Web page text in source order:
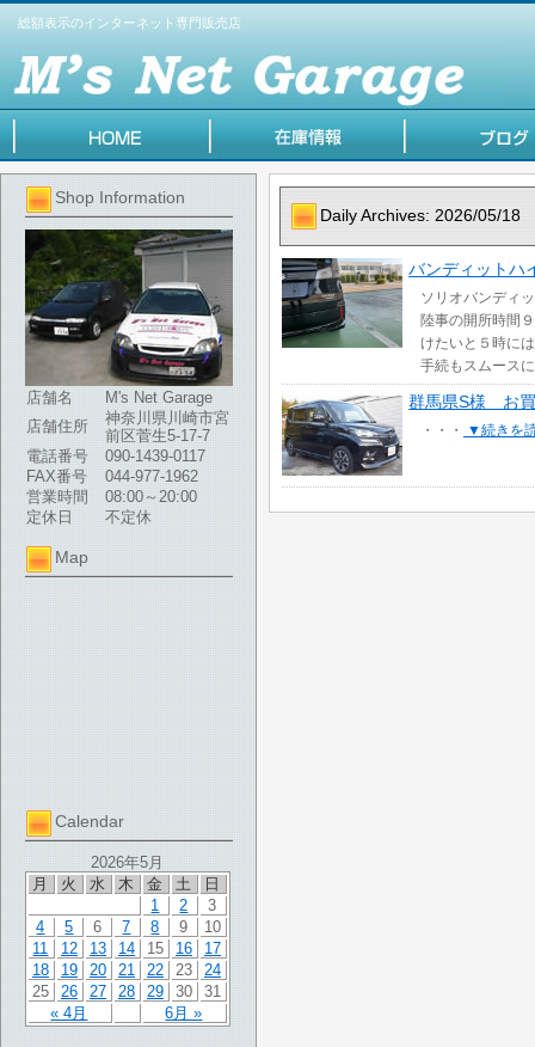
総額表示のインターネット専門販売店
Shop Information
店舗名
M's Net Garage
店舗住所
神奈川県川崎市宮
前区菅生5-17-7
電話番号
090-1439-0117
FAX番号
044-977-1962
営業時間
08:00～20:00
定休日
不定休
Map
Calendar
2026年5月
月
火 水 木 金 土 日
« 4月 6月 »
1 2
3
4
5 6 7 8 9
10
11
12 13 14 15 16
17
18
19 20 21 22 23
24
25
26 27 28 29 30 31
Daily Archives: 2026/05/18
バンディットハ
ソリオバンディ
陸事の開所時間
けたいと５時に
手続もスムース
群馬県S様 お買
・・・ ▼続きを